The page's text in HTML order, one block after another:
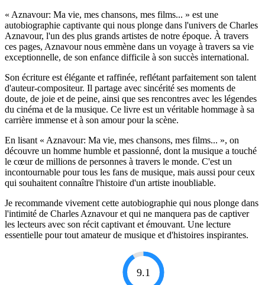
« Aznavour: Ma vie, mes chansons, mes films... » est une
autobiographie captivante qui nous plonge dans l'univers de Charles
Aznavour, l'un des plus grands artistes de notre époque. À travers
ces pages, Aznavour nous emmène dans un voyage à travers sa vie
exceptionnelle, de son enfance difficile à son succès international.
Son écriture est élégante et raffinée, reflétant parfaitement son talent
d'auteur-compositeur. Il partage avec sincérité ses moments de
doute, de joie et de peine, ainsi que ses rencontres avec les légendes
du cinéma et de la musique. Ce livre est un véritable hommage à sa
carrière immense et à son amour pour la scène.
En lisant « Aznavour: Ma vie, mes chansons, mes films... », on
découvre un homme humble et passionné, dont la musique a touché
le cœur de millions de personnes à travers le monde. C'est un
incontournable pour tous les fans de musique, mais aussi pour ceux
qui souhaitent connaître l'histoire d'un artiste inoubliable.
Je recommande vivement cette autobiographie qui nous plonge dans
l'intimité de Charles Aznavour et qui ne manquera pas de captiver
les lecteurs avec son récit captivant et émouvant. Une lecture
essentielle pour tout amateur de musique et d'histoires inspirantes.
9.1